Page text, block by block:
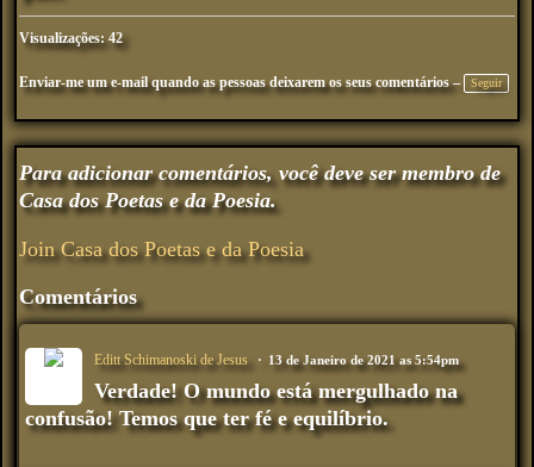
Visualizações: 42
Enviar-me um e-mail quando as pessoas deixarem os seus comentários – Seguir
Para adicionar comentários, você deve ser membro de
Casa dos Poetas e da Poesia.
Join Casa dos Poetas e da Poesia
Comentários
Editt Schimanoski de Jesus 13 de Janeiro de 2021 as 5:54pm
Verdade! O mundo está mergulhado na
confusão! Temos que ter fé e equilíbrio.